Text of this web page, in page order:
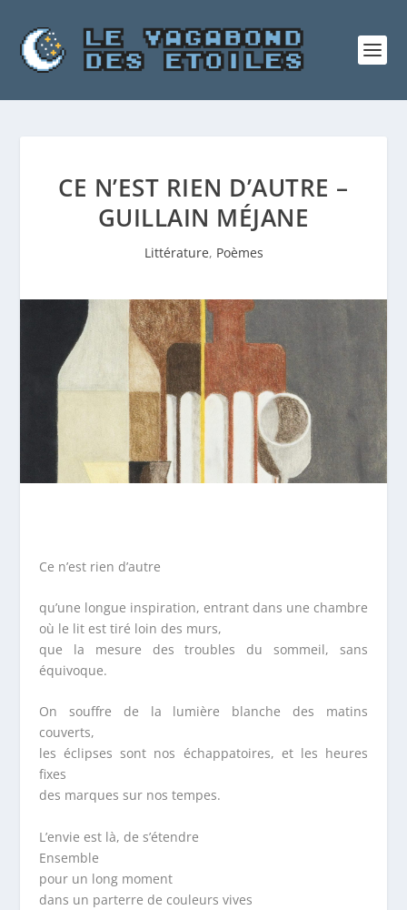
CE N’EST RIEN D’AUTRE –
GUILLAIN MÉJANE
Littérature, Poèmes
Ce n’est rien d’autre
qu’une longue inspiration, entrant dans une chambre
où le lit est tiré loin des murs,
que la mesure des troubles du sommeil, sans
équivoque.
On souffre de la lumière blanche des matins
couverts,
les éclipses sont nos échappatoires, et les heures
fixes
des marques sur nos tempes.
L’envie est là, de s’étendre
Ensemble
pour un long moment
dans un parterre de couleurs vives